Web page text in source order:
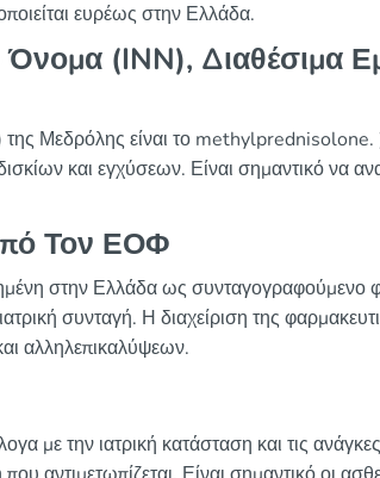
ευρέως στην Ελλάδα.
(INN), Διαθέσιμα
Μεδρόλης είναι το methylprednisolone.
και εγχύσεων. Είναι σημαντικό να
Τον ΕΟΦ
στην Ελλάδα ως συνταγογραφούμενο
συνταγή. Η διαχείριση της
αλληλεπικαλύψεων.
με την ιατρική κατάσταση και τις